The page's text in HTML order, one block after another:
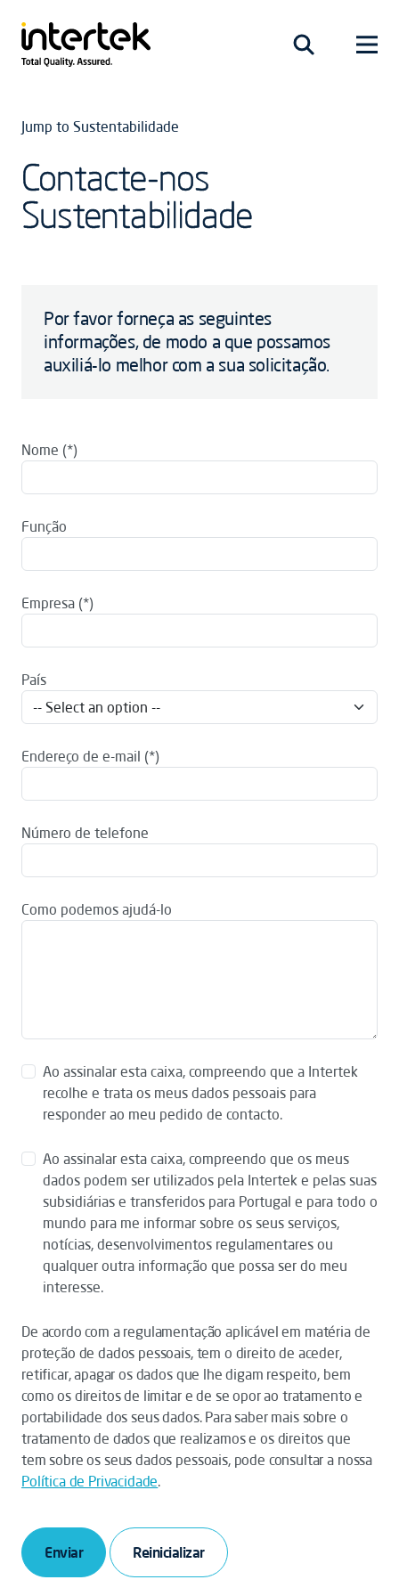
Jump to Sustentabilidade
Contacte-nos
Sustentabilidade
Por favor forneça as seguintes
informações, de modo a que possamos
auxiliá-lo melhor com a sua solicitação.
Nome
Função
Empresa
País
Endereço de e-mail
Número de telefone
Como podemos ajudá-lo
Ao assinalar esta caixa, compreendo que a Intertek
recolhe e trata os meus dados pessoais para
responder ao meu pedido de contacto.
Ao assinalar esta caixa, compreendo que os meus
dados podem ser utilizados pela Intertek e pelas suas
subsidiárias e transferidos para Portugal e para todo o
mundo para me informar sobre os seus serviços,
notícias, desenvolvimentos regulamentares ou
qualquer outra informação que possa ser do meu
interesse.
De acordo com a regulamentação aplicável em matéria de
proteção de dados pessoais, tem o direito de aceder,
retificar, apagar os dados que lhe digam respeito, bem
como os direitos de limitar e de se opor ao tratamento e
portabilidade dos seus dados. Para saber mais sobre o
tratamento de dados que realizamos e os direitos que
tem sobre os seus dados pessoais, pode consultar a nossa
Política de Privacidade.
Enviar